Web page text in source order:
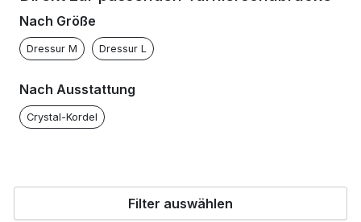
Nach Größe
Dressur M Dressur L
Nach Ausstattung
Crystal-Kordel
Filter auswählen